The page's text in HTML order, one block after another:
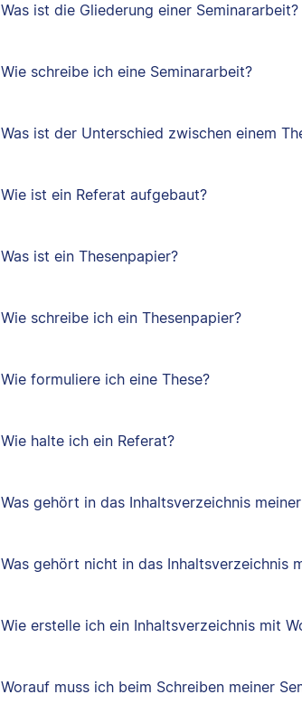
Was ist die Gliederung einer Seminararbeit?
Wie schreibe ich eine Seminararbeit?
Was ist der Unterschied zwischen einem
Wie ist ein Referat aufgebaut?
Was ist ein Thesenpapier?
Wie schreibe ich ein Thesenpapier?
Wie formuliere ich eine These?
Wie halte ich ein Referat?
Was gehört in das Inhaltsverzeichnis
Was gehört nicht in das Inhaltsverzeichnis
Wie erstelle ich ein Inhaltsverzeichnis mit
Worauf muss ich beim Schreiben meiner